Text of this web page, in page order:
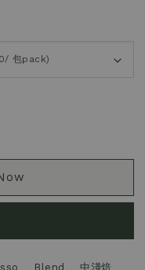
、 Blend 、中淺焙
、